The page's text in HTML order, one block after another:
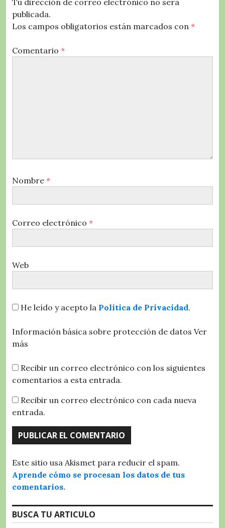
Tu dirección de correo electrónico no será
publicada.
Los campos obligatorios están marcados con *
Comentario *
Nombre *
Correo electrónico *
Web
He leído y acepto la Política de Privacidad.
Información básica sobre protección de datos Ver
más
Recibir un correo electrónico con los siguientes
comentarios a esta entrada.
Recibir un correo electrónico con cada nueva
entrada.
Este sitio usa Akismet para reducir el spam.
Aprende cómo se procesan los datos de tus
comentarios.
BUSCA TU ARTICULO